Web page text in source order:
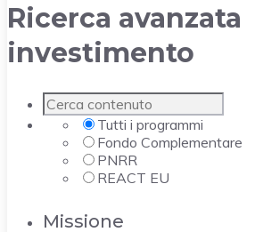
Ricerca avanzata
investimento
Tutti i programmi
Fondo Complementare
PNRR
REACT EU
Missione